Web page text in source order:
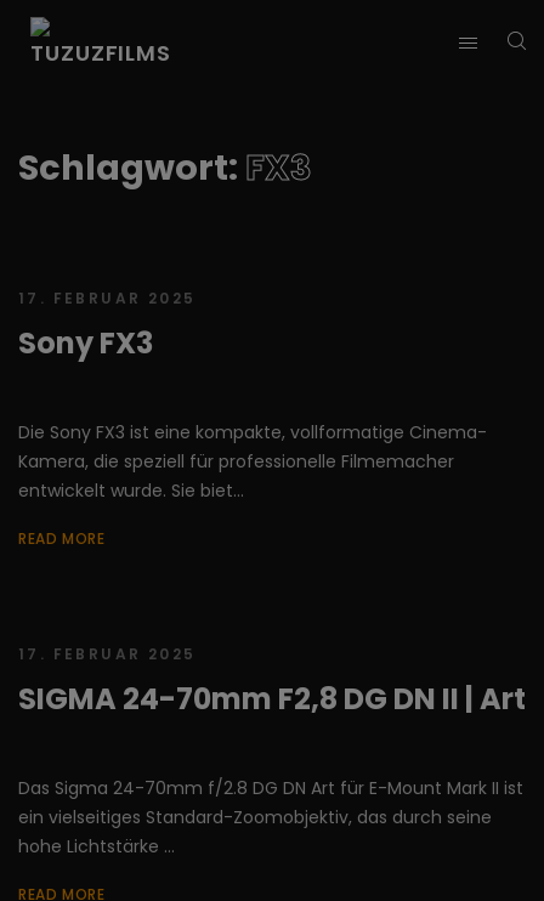
Schlagwort: FX3
17. FEBRUAR 2025
Sony FX3
Die Sony FX3 ist eine kompakte, vollformatige Cinema-
Kamera, die speziell für professionelle Filmemacher
entwickelt wurde. Sie biet...
READ MORE
17. FEBRUAR 2025
SIGMA 24-70mm F2,8 DG DN II | Art
Das Sigma 24-70mm f/2.8 DG DN Art für E-Mount Mark II ist
ein vielseitiges Standard-Zoomobjektiv, das durch seine
hohe Lichtstärke ...
READ MORE